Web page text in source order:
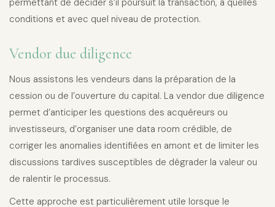
permettant de décider s’il poursuit la transaction, à quelles
conditions et avec quel niveau de protection.
Vendor due diligence
Nous assistons les vendeurs dans la préparation de la
cession ou de l’ouverture du capital. La vendor due diligence
permet d’anticiper les questions des acquéreurs ou
investisseurs, d’organiser une data room crédible, de
corriger les anomalies identifiées en amont et de limiter les
discussions tardives susceptibles de dégrader la valeur ou
de ralentir le processus.
Cette approche est particulièrement utile lorsque le